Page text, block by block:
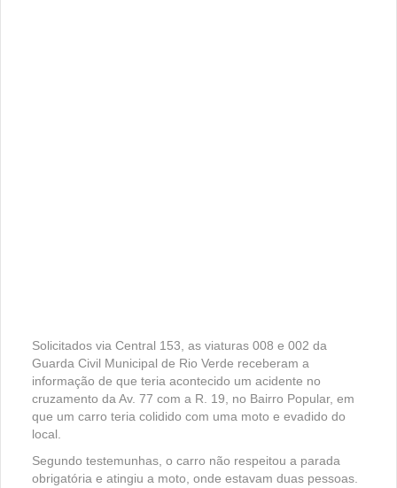
Solicitados via Central 153, as viaturas 008 e 002 da
Guarda Civil Municipal de Rio Verde receberam a
informação de que teria acontecido um acidente no
cruzamento da Av. 77 com a R. 19, no Bairro Popular, em
que um carro teria colidido com uma moto e evadido do
local.
Segundo testemunhas, o carro não respeitou a parada
obrigatória e atingiu a moto, onde estavam duas pessoas.